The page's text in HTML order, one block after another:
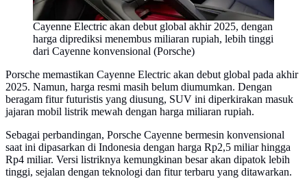
Cayenne Electric akan debut global akhir 2025, dengan
harga diprediksi menembus miliaran rupiah, lebih tinggi
dari Cayenne konvensional (Porsche)
Porsche memastikan Cayenne Electric akan debut global pada akhir
2025. Namun, harga resmi masih belum diumumkan. Dengan
beragam fitur futuristis yang diusung, SUV ini diperkirakan masuk
jajaran mobil listrik mewah dengan harga miliaran rupiah.
Sebagai perbandingan, Porsche Cayenne bermesin konvensional
saat ini dipasarkan di Indonesia dengan harga Rp2,5 miliar hingga
Rp4 miliar. Versi listriknya kemungkinan besar akan dipatok lebih
tinggi, sejalan dengan teknologi dan fitur terbaru yang ditawarkan.